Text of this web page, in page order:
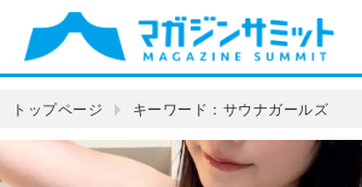
トップページ キーワード：サウナガールズ